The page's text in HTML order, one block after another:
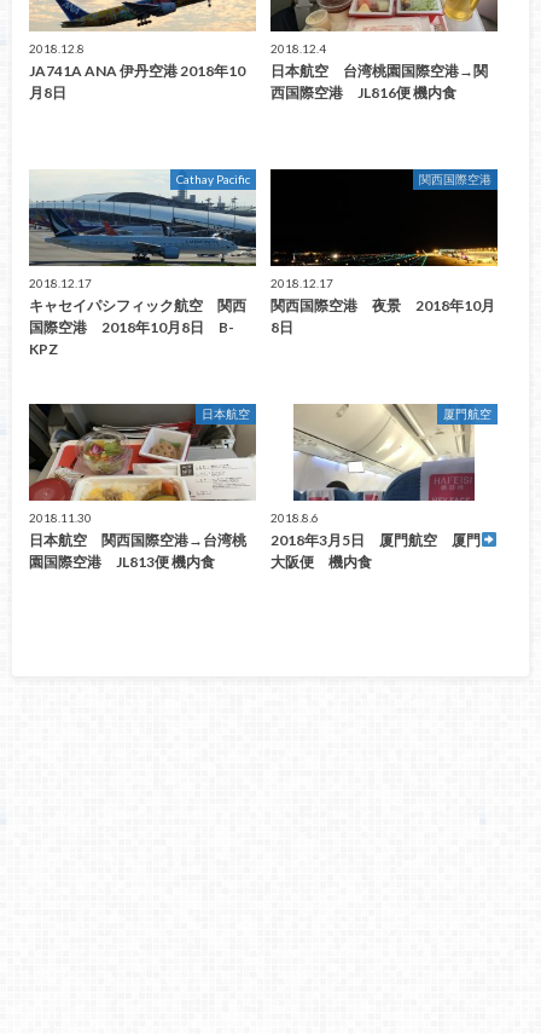
2018.12.8
JA741A ANA 伊丹空港 2018年10
月8日
2018.12.4
日本航空 台湾桃園国際空港→関
西国際空港 JL816便 機内食
Cathay Pacific
2018.12.17
キャセイパシフィック航空 関西
国際空港 2018年10月8日 B-
KPZ
関西国際空港
2018.12.17
関西国際空港 夜景 2018年10月
8日
日本航空
2018.11.30
日本航空 関西国際空港→台湾桃
園国際空港 JL813便 機内食
厦門航空
2018.8.6
2018年3月5日 厦門航空 厦門
大阪便 機内食